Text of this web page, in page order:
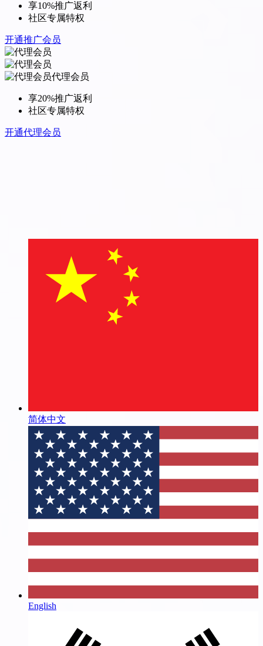
享10%推广返利
社区专属特权
开通推广会员
代理会员
享20%推广返利
社区专属特权
开通代理会员
简体中文
English